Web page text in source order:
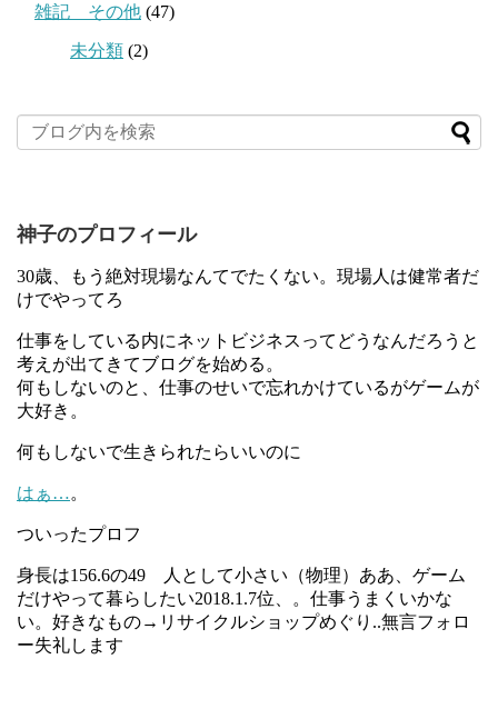
雑記 その他 (47)
未分類 (2)
神子のプロフィール
30歳、もう絶対現場なんてでたくない。現場人は健常者だ
けでやってろ
仕事をしている内にネットビジネスってどうなんだろうと
考えが出てきてブログを始める。
何もしないのと、仕事のせいで忘れかけているがゲームが
大好き。
何もしないで生きられたらいいのに
はぁ…。
ついったプロフ
身長は156.6の49 人として小さい（物理）ああ、ゲーム
だけやって暮らしたい2018.1.7位、。仕事うまくいかな
い。好きなもの→リサイクルショップめぐり..無言フォロ
ー失礼します